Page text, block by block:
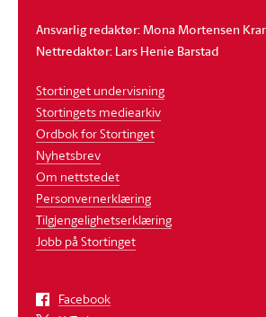
Ansvarlig redaktør: Mona Mortensen
Nettredaktør: Lars Henie Barstad
Stortinget undervisning
Stortingets mediearkiv
Ordbok for Stortinget
Nyhetsbrev
Om nettstedet
Personvernerklæring
Tilgjengelighetserklæring
Jobb på Stortinget
Facebook